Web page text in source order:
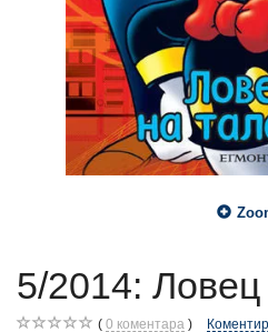
5/2014:
0 коментара